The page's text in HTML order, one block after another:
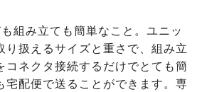
組み立ても簡単なこと。ユニッ
り扱えるサイズと重さで、組み立
コネクタ接続するだけでとても簡
宅配便で送ることができます。専